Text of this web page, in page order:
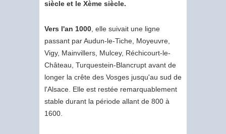
siècle et le Xème siècle.
Vers l'an 1000 , elle suivait une ligne
passant par Audun-le-Tiche, Moyeuvre,
Vigy, Mainvillers, Mulcey, Réchicourt-le-
Château, Turquestein-Blancrupt avant de
longer la crête des Vosges jusqu'au sud de
l'Alsace. Elle est restée remarquablement
stable durant la période allant de 800 à
1600.